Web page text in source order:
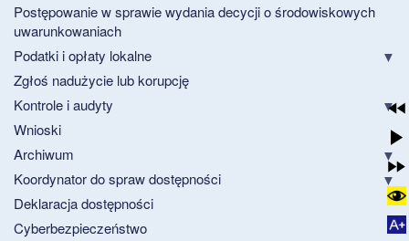
Postępowanie w sprawie wydania decycji o środowiskowych
uwarunkowaniach
Podatki i opłaty lokalne
Zgłoś nadużycie lub korupcję
Kontrole i audyty
Wnioski
Archiwum
Koordynator do spraw dostępności
Deklaracja dostępności
Cyberbezpieczeństwo